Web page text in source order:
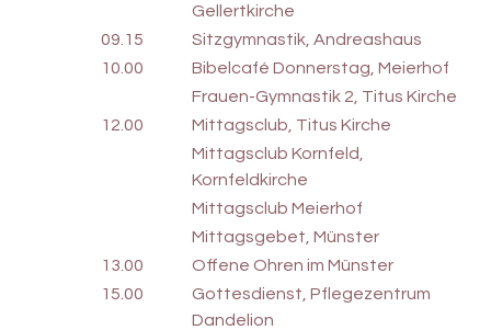
Gellertkirche
09.15
Sitzgymnastik, Andreashaus
10.00
Bibelcafé Donnerstag, Meierhof
Frauen-Gymnastik 2, Titus Kirche
12.00
Mittagsclub, Titus Kirche
Mittagsclub Kornfeld,
Kornfeldkirche
Mittagsclub Meierhof
Mittagsgebet, Münster
13.00
Offene Ohren im Münster
15.00
Gottesdienst, Pflegezentrum
Dandelion